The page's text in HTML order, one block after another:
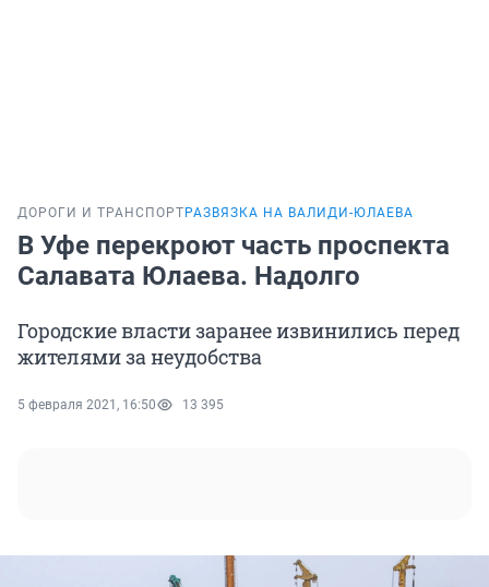
ДОРОГИ И ТРАНСПОРТ РАЗВЯЗКА НА ВАЛИДИ-ЮЛАЕВА
В Уфе перекроют часть проспекта
Салавата Юлаева. Надолго
Городские власти заранее извинились перед
жителями за неудобства
5 февраля 2021, 16:50 13 395